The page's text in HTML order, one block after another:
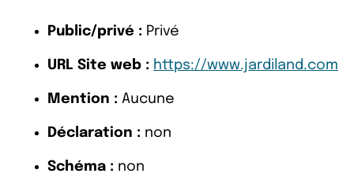
Public/privé : Privé
URL Site web : https://www.jardiland.com
Mention : Aucune
Déclaration : non
Schéma : non